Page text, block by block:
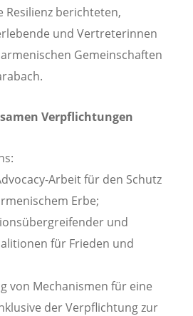
berichteten,
und Vertreterinnen
Gemeinschaften
Verpflichtungen
Arbeit für den Schutz
Erbe;
und
für Frieden und
von Mechanismen für eine
der Verpflichtung zur